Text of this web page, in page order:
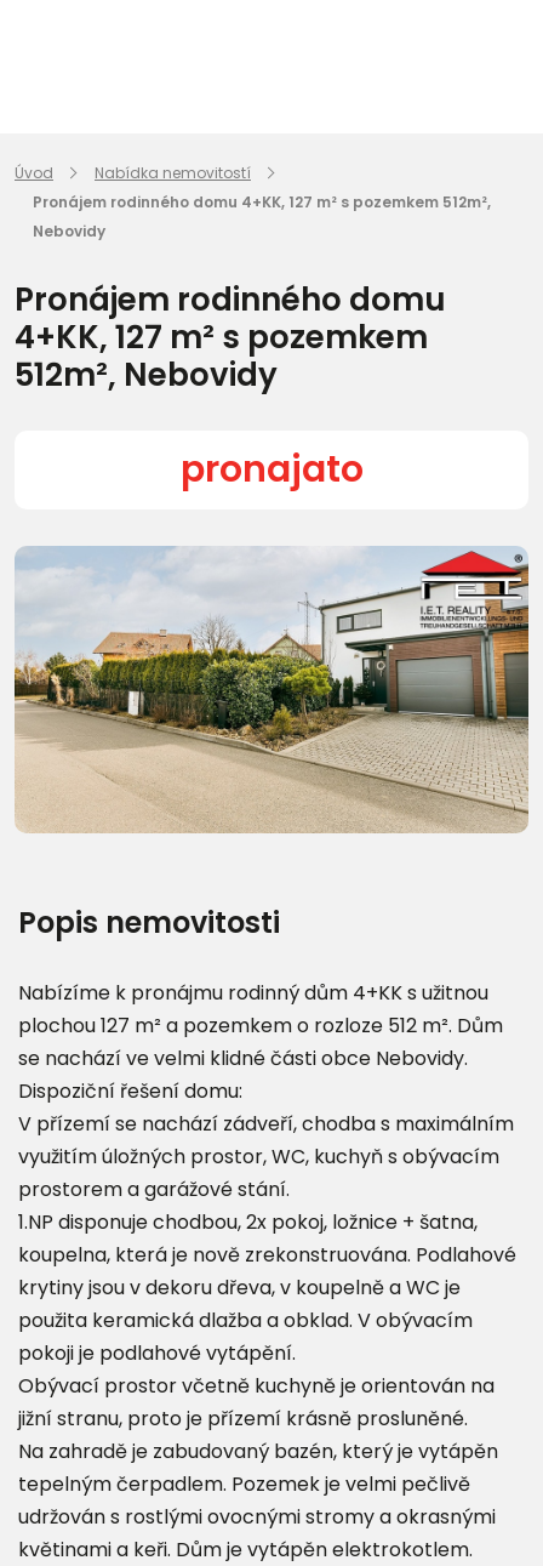
Úvod
Nabídka nemovitostí
Pronájem rodinného domu 4+KK, 127 m² s pozemkem 512m²,
Nebovidy
Pronájem rodinného domu
4+KK, 127 m² s pozemkem
512m², Nebovidy
pronajato
Další fotografie (16)
Popis nemovitosti
Nabízíme k pronájmu rodinný dům 4+KK s užitnou
plochou 127 m² a pozemkem o rozloze 512 m². Dům
se nachází ve velmi klidné části obce Nebovidy.
Dispoziční řešení domu:
V přízemí se nachází zádveří, chodba s maximálním
využitím úložných prostor, WC, kuchyň s obývacím
prostorem a garážové stání.
1.NP disponuje chodbou, 2x pokoj, ložnice + šatna,
koupelna, která je nově zrekonstruována. Podlahové
krytiny jsou v dekoru dřeva, v koupelně a WC je
použita keramická dlažba a obklad. V obývacím
pokoji je podlahové vytápění.
Obývací prostor včetně kuchyně je orientován na
jižní stranu, proto je přízemí krásně prosluněné.
Na zahradě je zabudovaný bazén, který je vytápěn
tepelným čerpadlem. Pozemek je velmi pečlivě
udržován s rostlými ovocnými stromy a okrasnými
květinami a keři. Dům je vytápěn elektrokotlem.